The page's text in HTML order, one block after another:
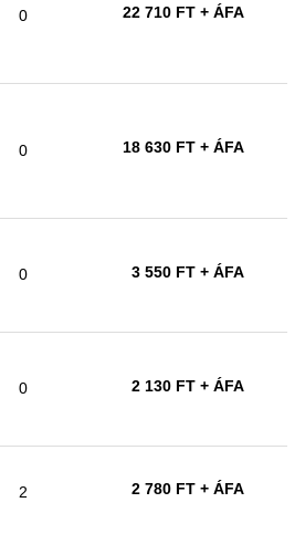
0 22 710 FT + ÁFA
0 18 630 FT + ÁFA
0 3 550 FT + ÁFA
0 2 130 FT + ÁFA
2 2 780 FT + ÁFA